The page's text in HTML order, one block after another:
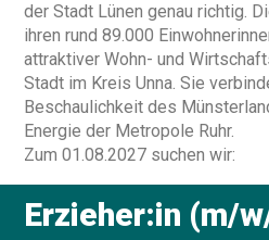
der Stadt Lünen genau richtig.
ihren rund 89.000
attraktiver Wohn- und
Stadt im Kreis Unna. Sie
Beschaulichkeit des
Energie der Metropole Ruhr.
Zum 01.08.2027 suchen wir:
Erzieher:in (m/